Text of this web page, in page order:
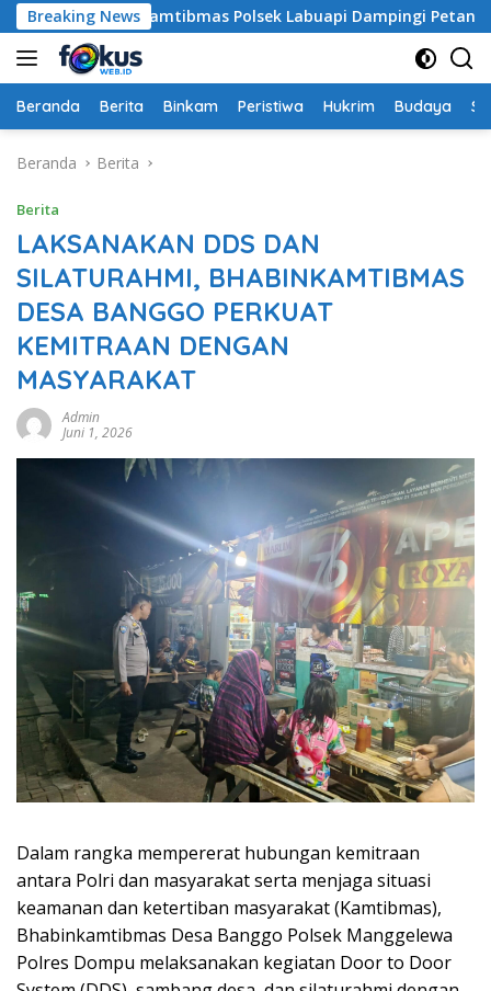
Langsung
ke
konten
Breaking News Polsek Labuapi Dampingi Petani Kuranji
Beranda Berita Binkam Peristiwa Hukrim Budaya
Beranda Berita
Berita
LAKSANAKAN DDS DAN
SILATURAHMI, BHABINKAMTIBMAS
DESA BANGGO PERKUAT
KEMITRAAN DENGAN
MASYARAKAT
Admin
Juni 1, 2026
Dalam rangka mempererat hubungan kemitraan
antara Polri dan masyarakat serta menjaga situasi
keamanan dan ketertiban masyarakat (Kamtibmas),
Bhabinkamtibmas Desa Banggo Polsek Manggelewa
Polres Dompu melaksanakan kegiatan Door to Door